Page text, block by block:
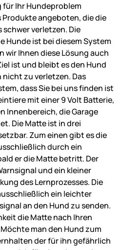
für Ihr Hundeproblem
Produkte angeboten, die die
verletzen. Die
Hunde ist bei diesem System
wir Ihnen diese Lösung auch
ist und bleibt es den Hund
zu verletzen. Das
dass Sie bei uns finden ist
mit einer 9 Volt Batterie,
Innenbereich, die Garage
Die Matte ist in drei
Zum einen gibt es die
durch ein
er die Matte betritt. Der
und ein kleiner
des Lernprozesses. Die
ein leichter
an den Hund zu senden.
die Matte nach Ihren
man den Hund zum
der für ihn gefährlich